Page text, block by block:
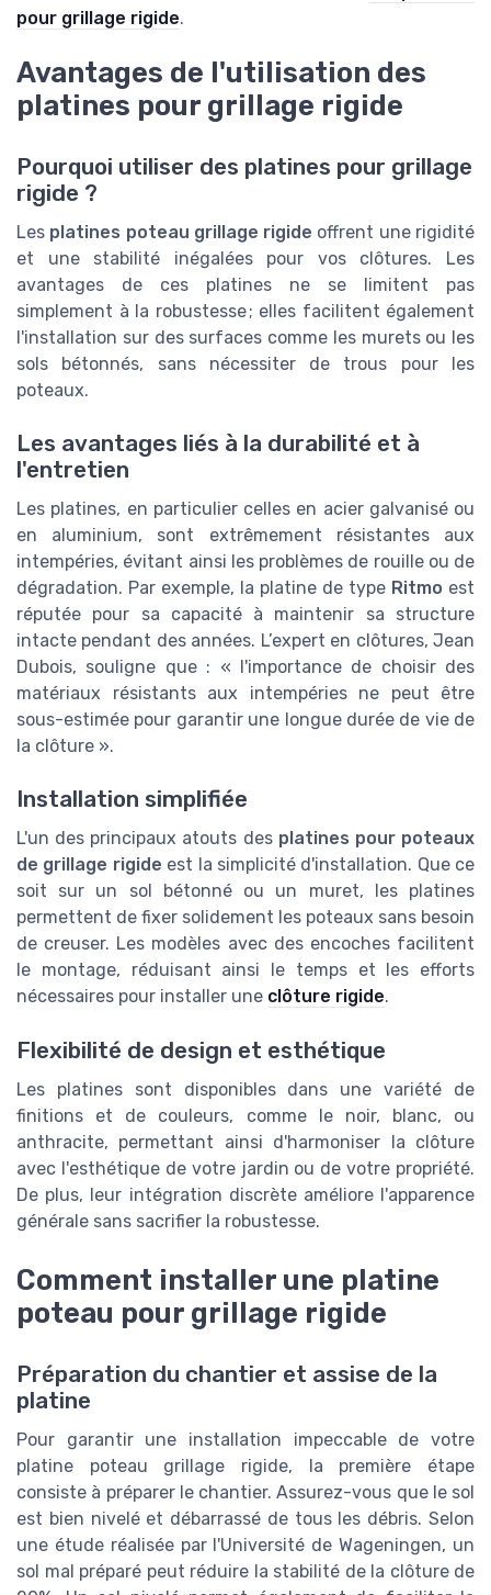
pour grillage rigide.
Avantages de l'utilisation des
platines pour grillage rigide
Pourquoi utiliser des platines pour grillage
rigide ?
Les platines poteau grillage rigide offrent une rigidité
et une stabilité inégalées pour vos clôtures. Les
avantages de ces platines ne se limitent pas
simplement à la robustesse ; elles facilitent également
l'installation sur des surfaces comme les murets ou les
sols bétonnés, sans nécessiter de trous pour les
poteaux.
Les avantages liés à la durabilité et à
l'entretien
Les platines, en particulier celles en acier galvanisé ou
en aluminium, sont extrêmement résistantes aux
intempéries, évitant ainsi les problèmes de rouille ou de
dégradation. Par exemple, la platine de type Ritmo est
réputée pour sa capacité à maintenir sa structure
intacte pendant des années. L’expert en clôtures, Jean
Dubois, souligne que : « l'importance de choisir des
matériaux résistants aux intempéries ne peut être
sous-estimée pour garantir une longue durée de vie de
la clôture ».
Installation simplifiée
L'un des principaux atouts des platines pour poteaux
de grillage rigide est la simplicité d'installation. Que ce
soit sur un sol bétonné ou un muret, les platines
permettent de fixer solidement les poteaux sans besoin
de creuser. Les modèles avec des encoches facilitent
le montage, réduisant ainsi le temps et les efforts
nécessaires pour installer une clôture rigide.
Flexibilité de design et esthétique
Les platines sont disponibles dans une variété de
finitions et de couleurs, comme le noir, blanc, ou
anthracite, permettant ainsi d'harmoniser la clôture
avec l'esthétique de votre jardin ou de votre propriété.
De plus, leur intégration discrète améliore l'apparence
générale sans sacrifier la robustesse.
Comment installer une platine
poteau pour grillage rigide
Préparation du chantier et assise de la
platine
Pour garantir une installation impeccable de votre
platine poteau grillage rigide, la première étape
consiste à préparer le chantier. Assurez-vous que le sol
est bien nivelé et débarrassé de tous les débris. Selon
une étude réalisée par l'Université de Wageningen, un
sol mal préparé peut réduire la stabilité de la clôture de